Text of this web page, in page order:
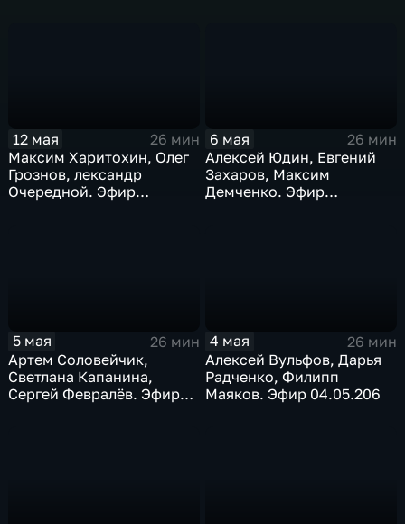
12 мая
26 мин
Максим Харитохин, Олег
Грознов, лександр
Очередной. Эфир
6 мая
26 мин
Алексей Юдин, Евгений
Захаров, Максим
Демченко. Эфир
5 мая
26 мин
Артем Соловейчик,
Светлана Капанина,
Сергей Февралёв. Эфир
4 мая
26 мин
Алексей Вульфов, Дарья
Радченко, Филипп
Маяков. Эфир 04.05.206